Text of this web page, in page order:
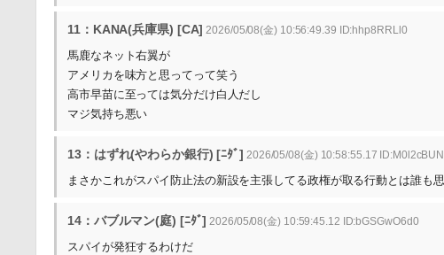
11：KANA(兵庫県) [CA] 2026/05/08(金) 10:56:49.39 ID:hhp8RRLl0
馬鹿なネット右翼が
アメリカを味方と思ってって笑う
高市早苗に至っては気分だけ白人だし
マジ気持ち悪い
13：はずれ(やわらか銀行) [ﾆﾀﾞ] 2026/05/08(金) 10:58:55.17
まさかこれがスパイ防止法の新設を主張してる政権が取る行動とは誰も
14：バブルマン(庭) [ﾆﾀﾞ] 2026/05/08(金) 10:59:45.12 ID:bGSGwO6d0
スパイが発狂するわけだ